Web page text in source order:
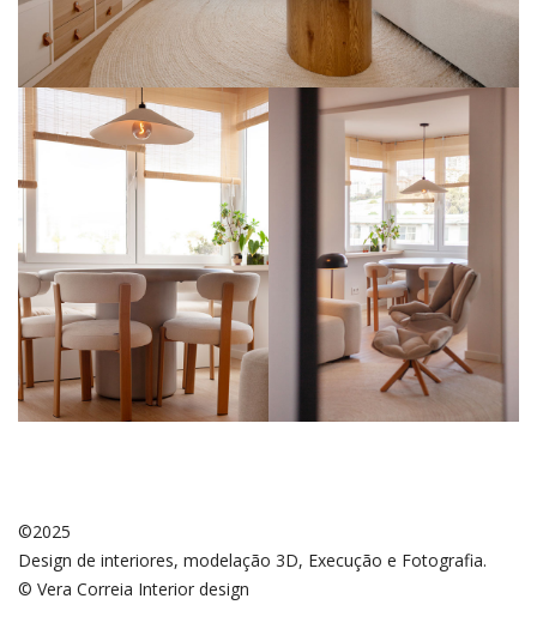
©2025
Design de interiores, modelação 3D, Execução e Fotografia.
© Vera Correia Interior design